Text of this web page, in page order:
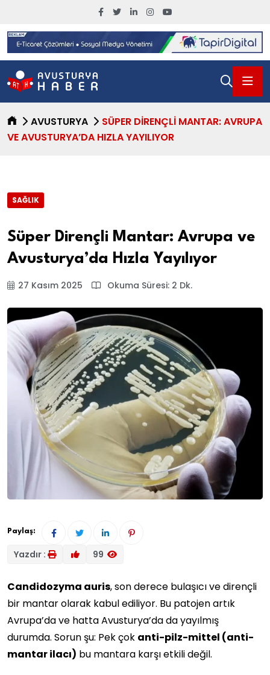
AVUSTURYA
SÜPER DIRENÇLI MANTAR: AVRUPA
VE AVUSTURYA’DA HIZLA YAYILIYOR
SAĞLIK
Süper Dirençli Mantar: Avrupa ve
Avusturya’da Hızla Yayılıyor
27 Kasım 2025 Okuma Süresi: 2 Dk.
Paylaş:
Yazdır : 99
Candidozyma auris, son derece bulaşıcı ve dirençli
bir mantar olarak kabul ediliyor. Bu patojen artık
Avrupa’da ve hatta Avusturya’da da yayılmış
durumda. Sorun şu: Pek çok anti-pilz-mittel (anti-
mantar ilacı) bu mantara karşı etkili değil.